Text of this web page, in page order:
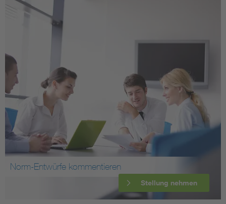
Norm-Entwürfe kommentieren
Stellung nehmen